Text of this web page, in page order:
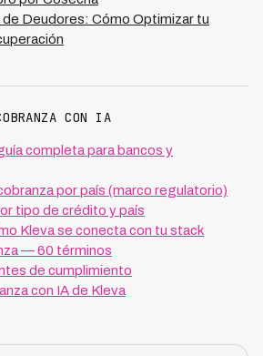
Deudores: Cómo Optimizar tu
CON IA
completa para bancos y
por país (marco regulatorio)
tipo de crédito y país
Kleva se conecta con tu stack
— 60 términos
de cumplimiento
con IA de Kleva